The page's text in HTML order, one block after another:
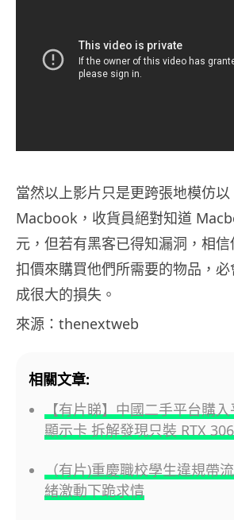
當然以上影片只是更跨張地模仿以
Macbook ，收貨員絕對知道
元，但若有黑客已得知漏洞，相
扣價來購買他們所需要的物品，
成很大的損失。
來源：thenextweb
相關文章:
【有片睇】中國二手平台購入
顯示卡 拆解發現只裝 RTX
（有片)重慶職校學生違規帶
緒激動下跪求情